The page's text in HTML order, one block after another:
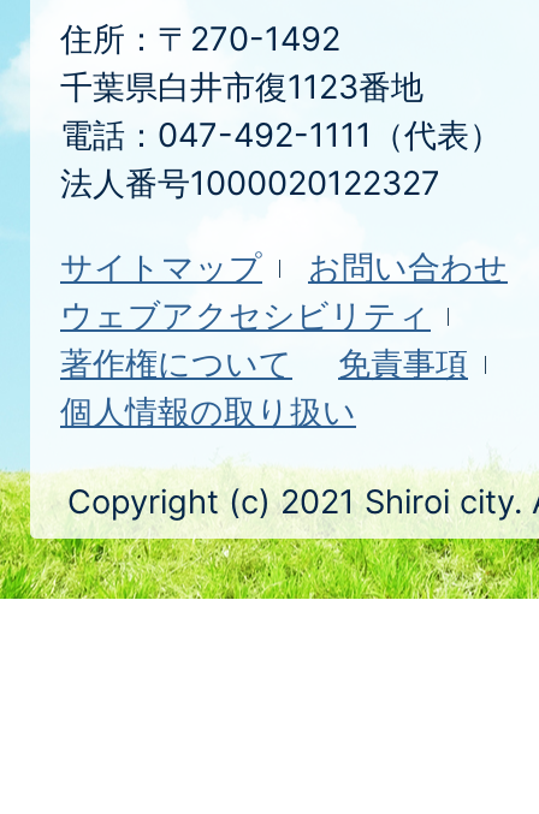
住所：〒270-1492
千葉県白井市復1123番地
電話：047-492-1111（代表）
法人番号1000020122327
サイトマップ
お問い合わせ
ウェブアクセシビリティ
著作権について
免責事項
個人情報の取り扱い
Copyright (c) 2021 Shiroi city.